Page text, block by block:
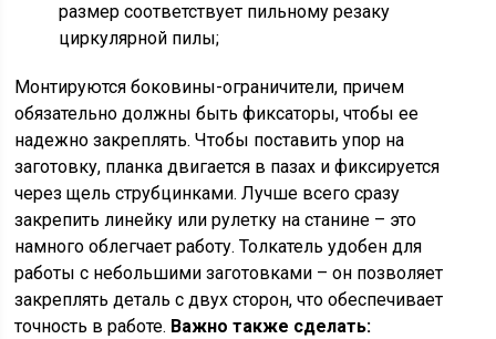
размер соответствует пильному резаку
циркулярной пилы;
Монтируются боковины-ограничители, причем
обязательно должны быть фиксаторы, чтобы ее
надежно закреплять. Чтобы поставить упор на
заготовку, планка двигается в пазах и фиксируется
через щель струбцинками. Лучше всего сразу
закрепить линейку или рулетку на станине – это
намного облегчает работу. Толкатель удобен для
работы с небольшими заготовками – он позволяет
закреплять деталь с двух сторон, что обеспечивает
точность в работе. Важно также сделать: